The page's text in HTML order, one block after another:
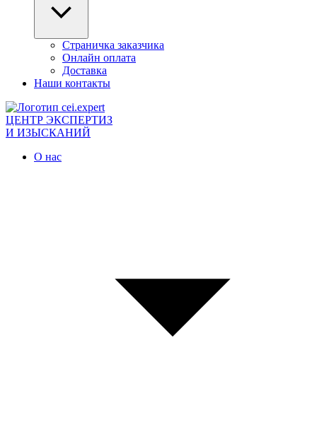
Страничка заказчика
Онлайн оплата
Доставка
Наши контакты
ЦЕНТР ЭКСПЕРТИЗ
И ИЗЫСКАНИЙ
О нас